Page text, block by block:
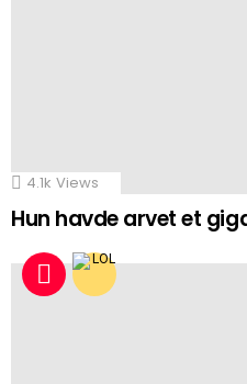
4.1k Views
Hun havde arvet et